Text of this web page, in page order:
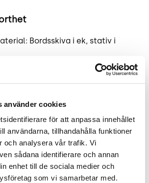
använder cookies
för att anpassa innehållet
användarna, tillhandahålla funktioner
och analysera vår trafik. Vi
sådana identifierare och annan
enhet till de sociala medier och
som vi samarbetar med.
Bordsskiva i ek, stativ i
70 cm, Djup 70 cm, Höjd 73 cm
med en bordsskiva i ek som
varm ton utan också skapar en
pauser och kortare samtal. Det
bidrar till ett neutralt uttryck